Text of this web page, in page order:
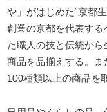
や」がはじめた“京都
創業の京都を代表す
た職人の技と伝統か
商品を品揃えする。ま
100種類以上の商品を